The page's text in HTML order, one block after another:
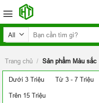
to
content
Tìm
kiếm:
Trang chủ / Sản phẩm Màu sắc
Dưới 3 Triệu Từ 3 - 7 Triệu
Trên 15 Triệu